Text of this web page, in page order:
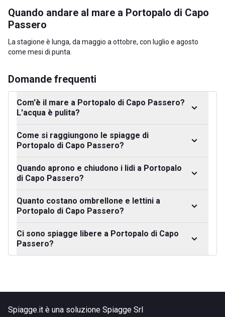
Quando andare al mare a Portopalo di Capo
Passero
La stagione è lunga, da maggio a ottobre, con luglio e agosto
come mesi di punta.
Domande frequenti
Com'è il mare a Portopalo di Capo Passero?
L'acqua è pulita?
Come si raggiungono le spiagge di
Portopalo di Capo Passero?
Quando aprono e chiudono i lidi a Portopalo
di Capo Passero?
Quanto costano ombrellone e lettini a
Portopalo di Capo Passero?
Ci sono spiagge libere a Portopalo di Capo
Passero?
Spiagge.it è una soluzione Spiagge Srl